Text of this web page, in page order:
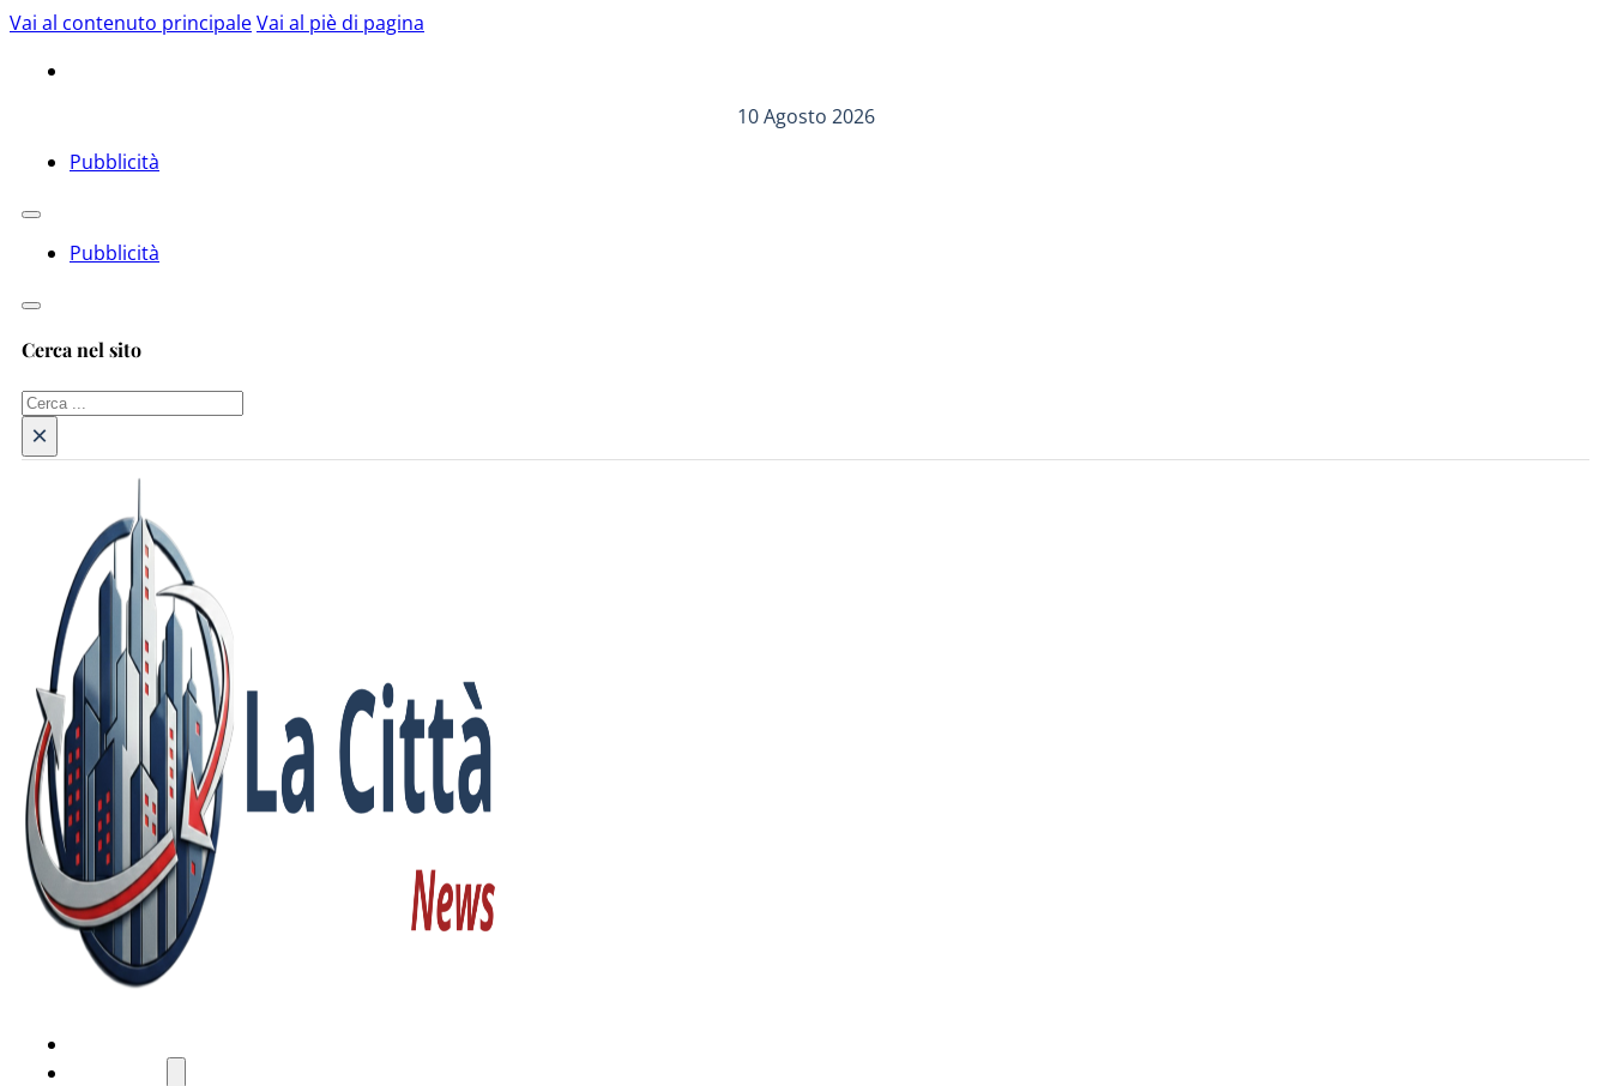
Vai al contenuto principaleVai al piè di pagina
10 Agosto 2026
Pubblicità
Pubblicità
Cerca nel sito
Cerca
×